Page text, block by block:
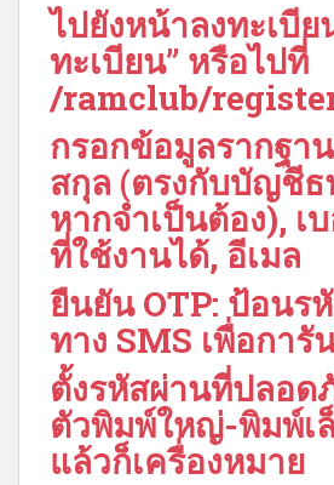
ไปยังหน้าลงทะเบีย
ทะเบียน” หรือไปที่
/ramclub/
กรอกข้อมูลรากฐา
สกุล (ตรงกับบัญชีธ
หากจำเป็นต้อง), เ
ที่ใช้งานได้, อีเมล
ยืนยัน OTP: ป้อนร
ทาง SMS เพื่อกา
ตั้งรหัสผ่านที่ปลอด
ตัวพิมพ์ใหญ่-พิมพ์เ
แล้วก็เครื่องหมาย